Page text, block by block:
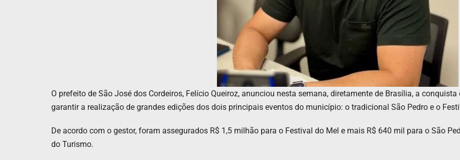
O prefeito de São José dos Cordeiros, Felício Queiroz, anunciou nesta semana, diretamente de Brasília, a
garantir a realização de grandes edições dos dois principais eventos do município: o tradicional São Pedro e o
De acordo com o gestor, foram assegurados R$ 1,5 milhão para o Festival do Mel e mais R$ 640 mil para o São
do Turismo.